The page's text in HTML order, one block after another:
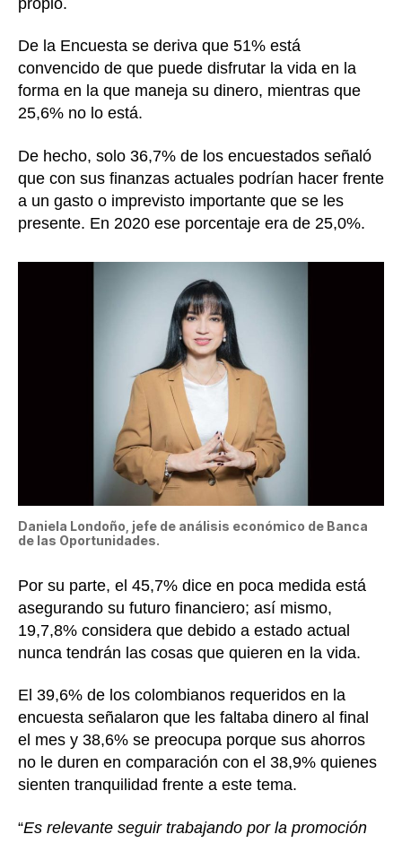
De la Encuesta se deriva que 51% está
convencido de que puede disfrutar la vida en la
forma en la que maneja su dinero, mientras que
25,6% no lo está.
De hecho, solo 36,7% de los encuestados señaló
que con sus finanzas actuales podrían hacer frente
a un gasto o imprevisto importante que se les
presente. En 2020 ese porcentaje era de 25,0%.
Daniela Londoño, jefe de análisis económico de Banca
de las Oportunidades.
Por su parte, el 45,7% dice en poca medida está
asegurando su futuro financiero; así mismo,
19,7,8% considera que debido a estado actual
nunca tendrán las cosas que quieren en la vida.
El 39,6% de los colombianos requeridos en la
encuesta señalaron que les faltaba dinero al final
el mes y 38,6% se preocupa porque sus ahorros
no le duren en comparación con el 38,9% quienes
sienten tranquilidad frente a este tema.
“Es relevante seguir trabajando por la promoción